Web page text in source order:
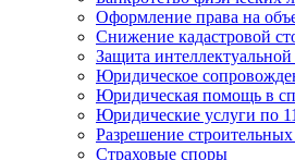
Оформление права на
Снижение кадастровой
Защита интеллектуальной
Юридическое
Юридическая помощь в
Юридические услуги по
Разрешение
Страховые споры